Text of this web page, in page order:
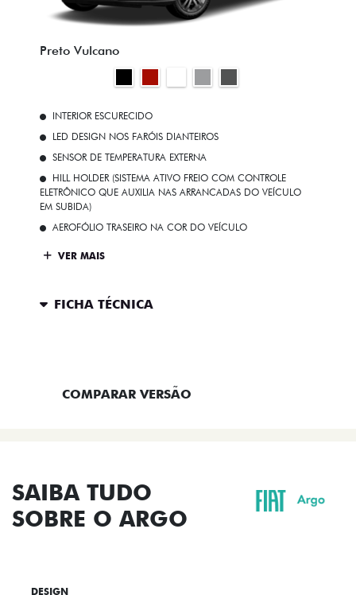
Preto Vulcano
INTERIOR ESCURECIDO
LED DESIGN NOS FARÓIS DIANTEIROS
SENSOR DE TEMPERATURA EXTERNA
HILL HOLDER (SISTEMA ATIVO FREIO COM CONTROLE
ELETRÔNICO QUE AUXILIA NAS ARRANCADAS DO VEÍCULO
EM SUBIDA)
AEROFÓLIO TRASEIRO NA COR DO VEÍCULO
VER MAIS
FICHA TÉCNICA
COMPARAR VERSÃO
SAIBA TUDO
SOBRE O ARGO
DESIGN